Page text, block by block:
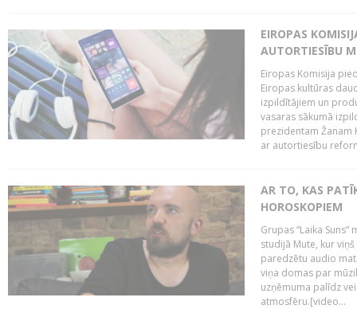
EIROPAS
AUTORTIESĪBU
Eiropas Komisija
Eiropas kultūras
izpildītājiem un
vasaras sākumā
prezidentam Žanam
ar autortiesību
AR TO, KAS
HOROSKOPIEM
Grupas “Laika
studijā Mute, kur
paredzētu audio
viņa domas par
uzņēmuma palīdz
atmosfēru.[video...